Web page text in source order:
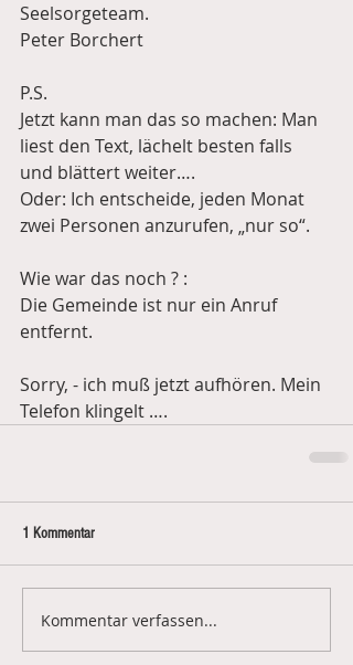
Seelsorgeteam.
Peter Borchert
P.S.
Jetzt kann man das so machen: Man
liest den Text, lächelt besten falls
und blättert weiter….
Oder: Ich entscheide, jeden Monat
zwei Personen anzurufen, „nur so“.
Wie war das noch ? :
Die Gemeinde ist nur ein Anruf
entfernt.
Sorry, - ich muß jetzt aufhören. Mein
Telefon klingelt ….
1 Kommentar
Kommentar verfassen...